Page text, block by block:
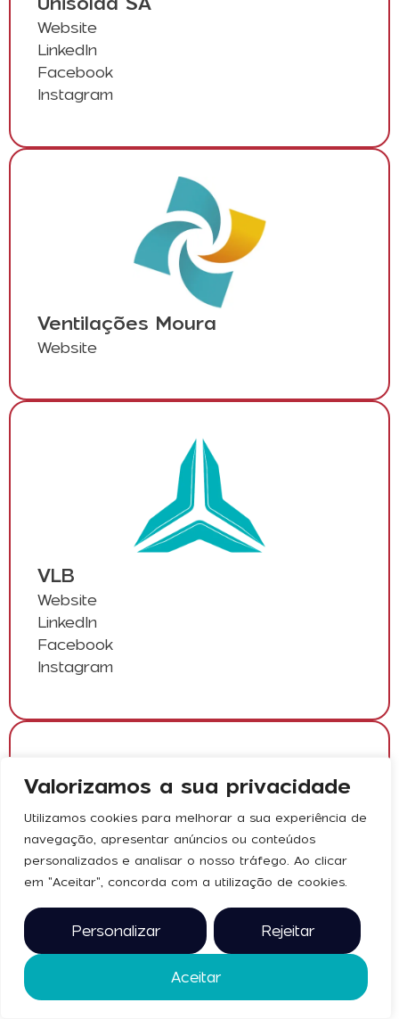
Valorizamos a sua privacidade
Utilizamos cookies para melhorar a sua experiência de
navegação, apresentar anúncios ou conteúdos
personalizados e analisar o nosso tráfego. Ao clicar
em "Aceitar", concorda com a utilização de cookies.
Personalizar Rejeitar
Aceitar
Website
LinkedIn
Facebook
Instagram
Ventilações Moura
Website
VLB
Website
LinkedIn
Facebook
Instagram
LinkedIn